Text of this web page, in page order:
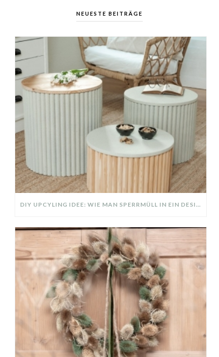
NEUESTE BEITRÄGE
DIY UPCYLING IDEE: WIE MAN SPERRMÜLL IN EIN DESIGNER TEIL VERWANDELT